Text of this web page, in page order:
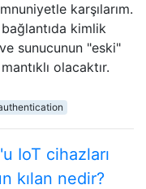
karşılarım.
kimlik
sunucunun "eski"
olacaktır.
IoT cihazları
kılan nedir?